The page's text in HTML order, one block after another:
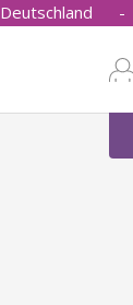
Deutschland -